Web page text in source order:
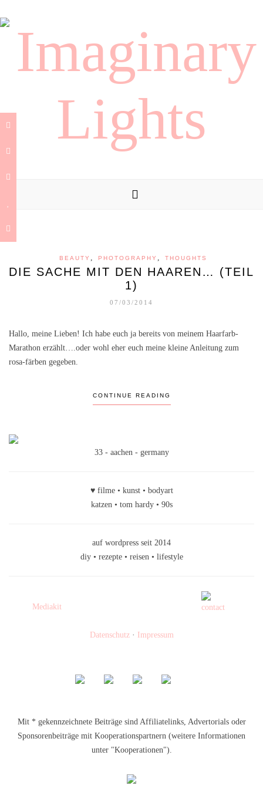
BEAUTY , PHOTOGRAPHY , THOUGHTS
DIE SACHE MIT DEN HAAREN… (TEIL
1)
07/03/2014
Hallo, meine Lieben! Ich habe euch ja bereits von meinem Haarfarb-
Marathon erzählt….oder wohl eher euch meine kleine Anleitung zum
rosa-färben gegeben.
CONTINUE READING
33 - aachen - germany
♥ filme • kunst • bodyart
katzen • tom hardy • 90s
auf wordpress seit 2014
diy • rezepte • reisen • lifestyle
Mediakit
Datenschutz· Impressum
Mit * gekennzeichnete Beiträge sind Affiliatelinks, Advertorials oder
Sponsorenbeiträge mit Kooperationspartnern (weitere Informationen
unter "Kooperationen").